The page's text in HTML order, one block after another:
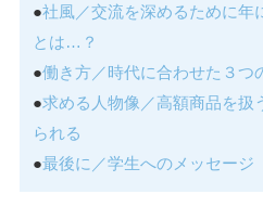
●社風／交流を深めるために年
とは…？
●働き方／時代に合わせた３つ
●求める人物像／高額商品を扱
られる
●最後に／学生へのメッセージ